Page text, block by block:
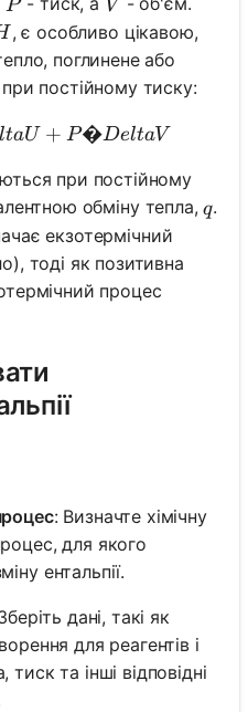
P V
, є особливо цікавою,
поглинене або
постійному тиску:
�Delta H = �Delta U +
ltaU + P�DeltaV
при постійному
обміну тепла,q
q.
екзотермічний
тоді як позитивна
процес
: Визначте хімічну
для якого
ентальпії.
дані, такі як
для реагентів і
та інші відповідні